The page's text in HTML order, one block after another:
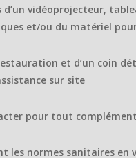
vidéoprojecteur,
et/ou du matériel
et d’un coin
sur site
pour tout
les normes sanitaires en